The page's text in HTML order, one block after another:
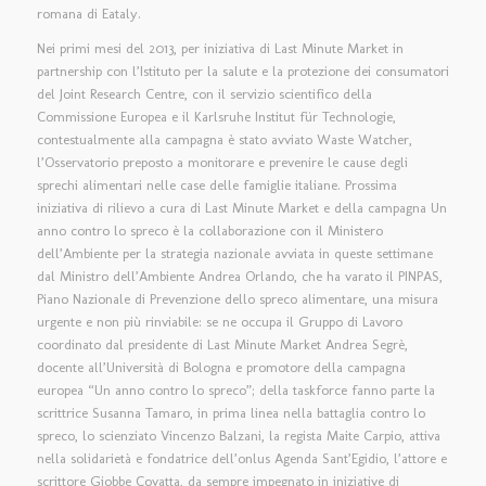
romana di Eataly.
Nei primi mesi del 2013, per iniziativa di Last Minute Market in
partnership con l’Istituto per la salute e la protezione dei consumatori
del Joint Research Centre, con il servizio scientifico della
Commissione Europea e il Karlsruhe Institut für Technologie,
contestualmente alla campagna è stato avviato Waste Watcher,
l’Osservatorio preposto a monitorare e prevenire le cause degli
sprechi alimentari nelle case delle famiglie italiane. Prossima
iniziativa di rilievo a cura di Last Minute Market e della campagna Un
anno contro lo spreco è la collaborazione con il Ministero
dell’Ambiente per la strategia nazionale avviata in queste settimane
dal Ministro dell’Ambiente Andrea Orlando, che ha varato il PINPAS,
Piano Nazionale di Prevenzione dello spreco alimentare, una misura
urgente e non più rinviabile: se ne occupa il Gruppo di Lavoro
coordinato dal presidente di Last Minute Market Andrea Segrè,
docente all’Università di Bologna e promotore della campagna
europea “Un anno contro lo spreco”; della taskforce fanno parte la
scrittrice Susanna Tamaro, in prima linea nella battaglia contro lo
spreco, lo scienziato Vincenzo Balzani, la regista Maite Carpio, attiva
nella solidarietà e fondatrice dell’onlus Agenda Sant’Egidio, l’attore e
scrittore Giobbe Covatta, da sempre impegnato in iniziative di